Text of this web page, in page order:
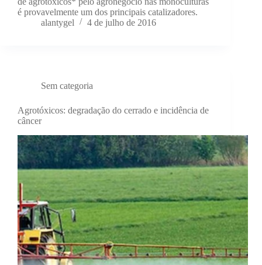
é provavelmente um dos principais catalizadores.
alantygel
4 de julho de 2016
Sem categoria
Agrotóxicos: degradação do cerrado e incidência de
câncer